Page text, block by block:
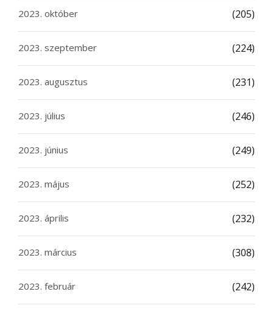
2023. október (205)
2023. szeptember (224)
2023. augusztus (231)
2023. július (246)
2023. június (249)
2023. május (252)
2023. április (232)
2023. március (308)
2023. február (242)